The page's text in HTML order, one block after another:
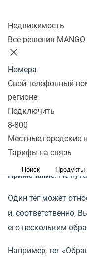
Недвижимость
Все решения MANGO
Номера
Свой телефонный
регионе
Подключить
8-800
Местные городские
Тарифы на связь
Поиск Продукты
В Журнале
обращения» в столбце
присвоить тот или
Тег — это слово или
Вы можете
в Вашу компанию.
к обращению тег «
либо тег «Лето».
Примечание. Не
Один тег может
и, соответственно,
его нескольким
Например, тег «